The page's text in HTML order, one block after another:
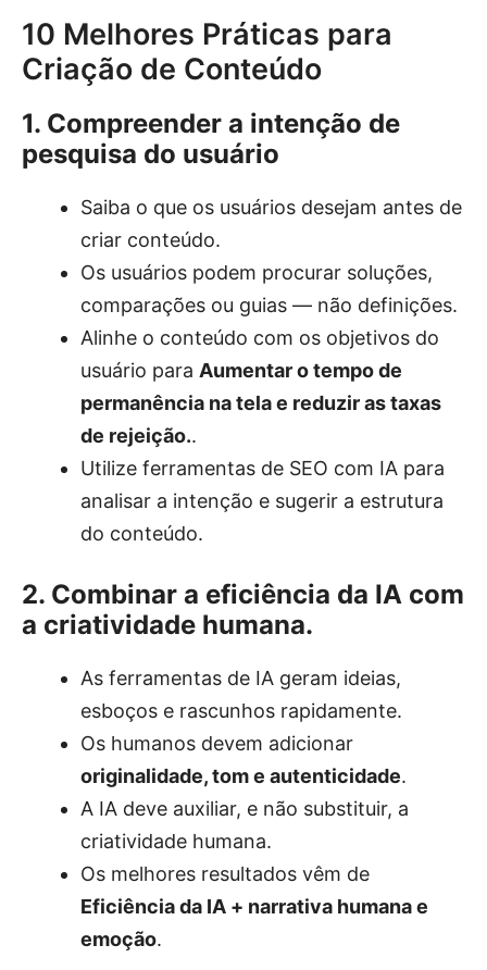
10 Melhores Práticas para
Criação de Conteúdo
1. Compreender a intenção de
pesquisa do usuário
Saiba o que os usuários desejam antes de
criar conteúdo.
Os usuários podem procurar soluções,
comparações ou guias — não definições.
Alinhe o conteúdo com os objetivos do
usuário para Aumentar o tempo de
permanência na tela e reduzir as taxas
de rejeição..
Utilize ferramentas de SEO com IA para
analisar a intenção e sugerir a estrutura
do conteúdo.
2. Combinar a eficiência da IA ​​com
a criatividade humana.
As ferramentas de IA geram ideias,
esboços e rascunhos rapidamente.
Os humanos devem adicionar
originalidade, tom e autenticidade.
A IA deve auxiliar, e não substituir, a
criatividade humana.
Os melhores resultados vêm de
Eficiência da IA ​​+ narrativa humana e
emoção.